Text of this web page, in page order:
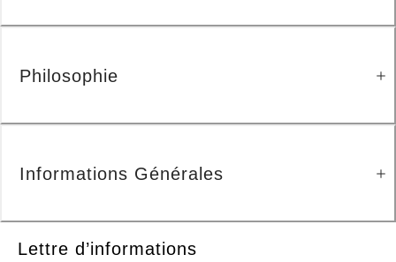
Lettre d’informations
Philosophie
Informations Générales